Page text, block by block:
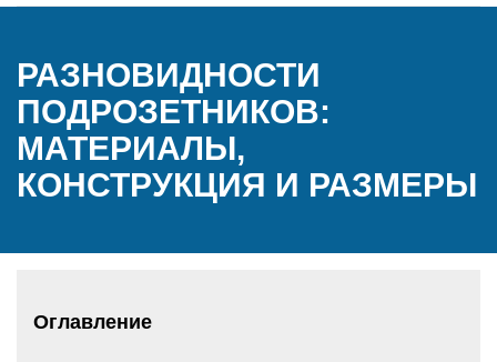
РАЗНОВИДНОСТИ
ПОДРОЗЕТНИКОВ:
МАТЕРИАЛЫ,
КОНСТРУКЦИЯ И РАЗМЕРЫ
Оглавление